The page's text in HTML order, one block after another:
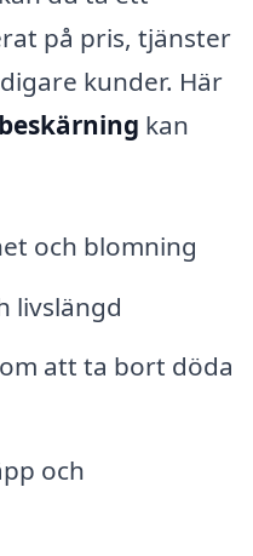
på pris, tjänster
kunder. Här
beskärning kan
och blomning
livslängd
att ta bort döda
och